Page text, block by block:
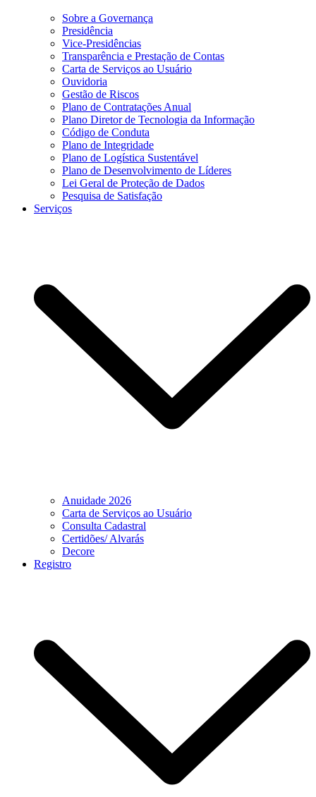
Sobre a Governança
Presidência
Vice-Presidências
Transparência e Prestação de Contas
Carta de Serviços ao Usuário
Ouvidoria
Gestão de Riscos
Plano de Contratações Anual
Plano Diretor de Tecnologia da Informação
Código de Conduta
Plano de Integridade
Plano de Logística Sustentável
Plano de Desenvolvimento de Líderes
Lei Geral de Proteção de Dados
Pesquisa de Satisfação
Serviços
Anuidade 2026
Carta de Serviços ao Usuário
Consulta Cadastral
Certidões/ Alvarás
Decore
Registro